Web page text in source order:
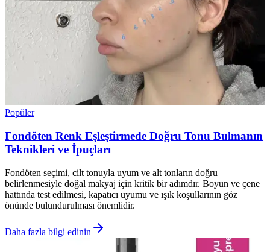
Popüler
Fondöten Renk Eşleştirmede Doğru Tonu Bulmanın
Teknikleri ve İpuçları
Fondöten seçimi, cilt tonuyla uyum ve alt tonların doğru
belirlenmesiyle doğal makyaj için kritik bir adımdır. Boyun ve çene
hattında test edilmesi, kapatıcı uyumu ve ışık koşullarının göz
önünde bulundurulması önemlidir.
Daha fazla bilgi edinin